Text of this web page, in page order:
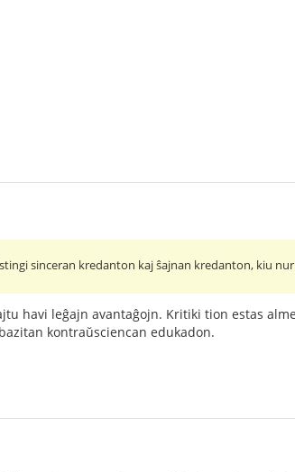
sinceran kredanton kaj ŝajnan kredanton, kiu
havi leĝajn avantaĝojn. Kritiki tion estas
kontraŭsciencan edukadon.